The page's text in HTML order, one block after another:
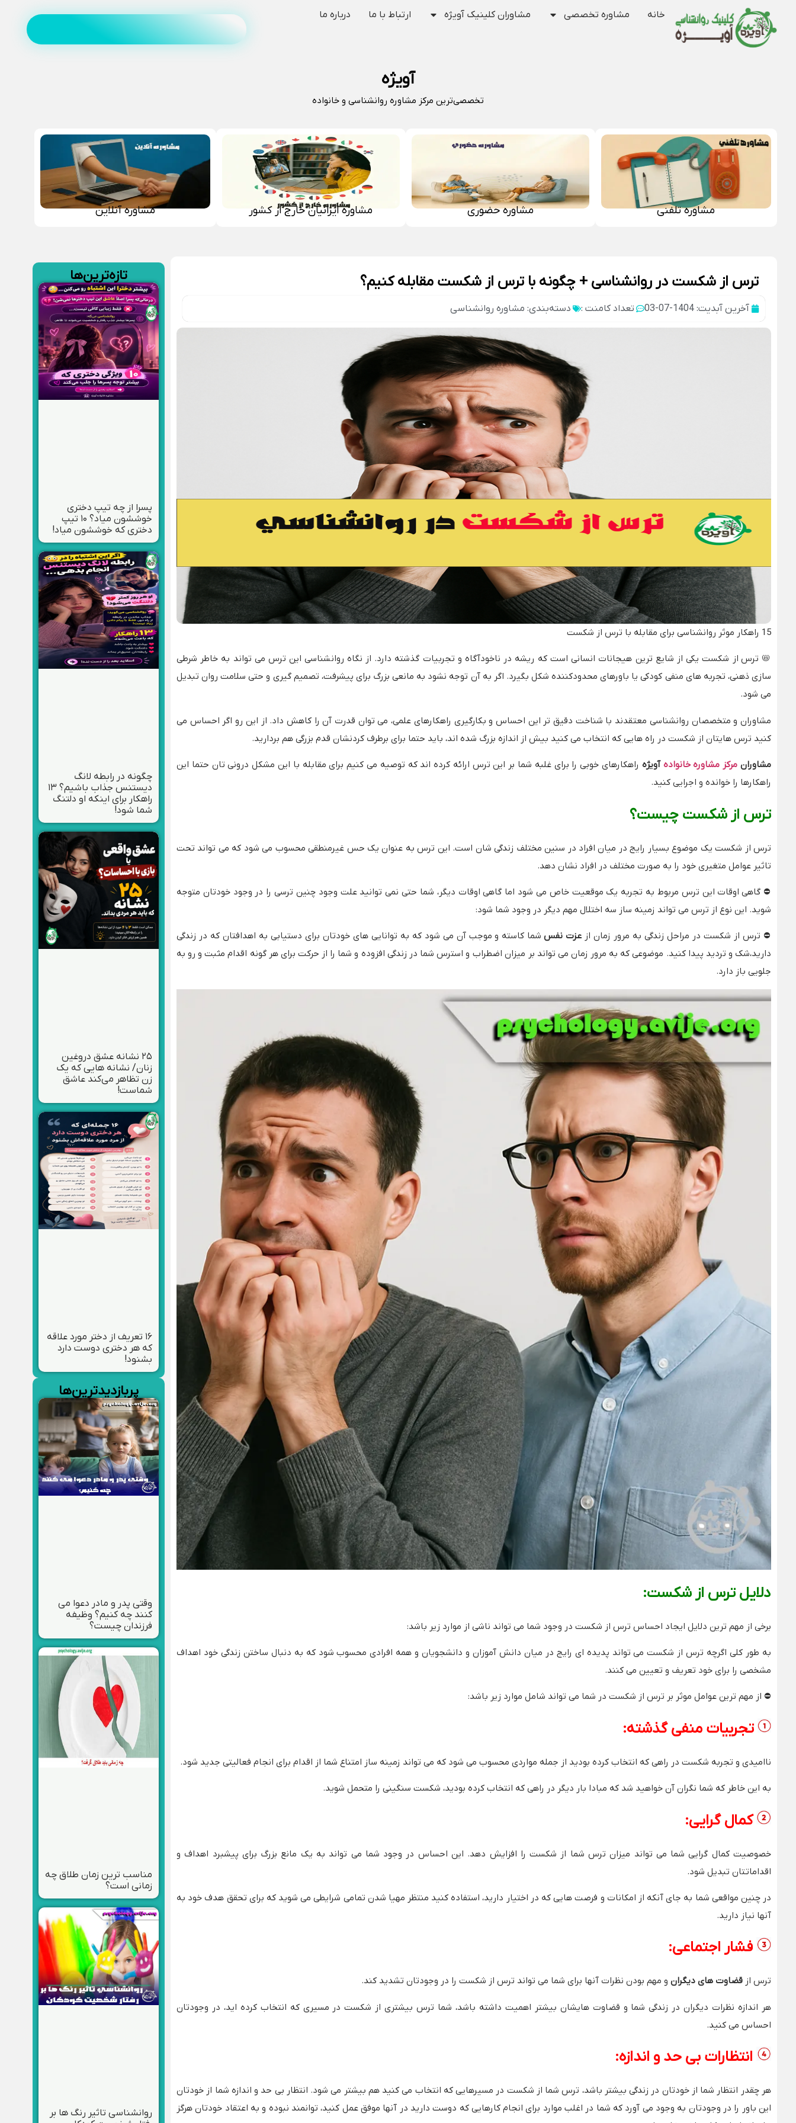
خانه مشاوره تخصصی مشاوران کلینیک آویژه ارتباط با ما درباره ما
آویژه
تخصصی‌ترین مرکز مشاوره روانشناسی و خانواده
مشاوره تلفنی مشاوره حضوری مشاوره ایرانیان خارج از کشور مشاوره آنلاین
ترس از شکست در روانشناسی + چگونه با ترس از شکست مقابله کنیم؟
آخرین آبدیت: 1404-07-03 تعداد کامنت : دسته‌بندی: مشاوره روانشناسی
15 راهکار موثر روانشناسی برای مقابله با ترس از شکست
📛 ترس از شکست یکی از شایع ترین هیجانات انسانی است که ریشه در ناخودآگاه و تجربیات گذشته دارد. از نگاه روانشناسی این ترس می تواند به خاطر شرطی
سازی ذهنی، تجربه های منفی کودکی یا باورهای محدودکننده شکل بگیرد. اگر به آن توجه نشود به مانعی بزرگ برای پیشرفت، تصمیم گیری و حتی سلامت روان تبدیل
می شود.
مشاوران و متخصصان روانشناسی معتقدند با شناخت دقیق تر این احساس و بکارگیری راهکارهای علمی، می توان قدرت آن را کاهش داد. از این رو اگر احساس می
کنید ترس هایتان از شکست در راه هایی که انتخاب می کنید بیش از اندازه بزرگ شده اند، باید حتما برای برطرف کردنشان قدم بزرگی هم بردارید.
مشاوران مرکز مشاوره خانواده آویژه راهکارهای خوبی را برای غلبه شما بر این ترس ارائه کرده اند که توصیه می کنیم برای مقابله با این مشکل درونی تان حتما این
راهکارها را خوانده و اجرایی کنید.
ترس از شکست چیست؟
ترس از شکست یک موضوع بسیار رایج در میان افراد در سنین مختلف زندگی شان است. این ترس به عنوان یک حس غیرمنطقی محسوب می شود که می تواند تحت
تاثیر عوامل متغیری خود را به صورت مختلف در افراد نشان دهد.
⛔ گاهی اوقات این ترس مربوط به تجربه یک موقعیت خاص می شود اما گاهی اوقات دیگر، شما حتی نمی توانید علت وجود چنین ترسی را در وجود خودتان متوجه
شوید. این نوع از ترس می تواند زمینه ساز سه اختلال مهم دیگر در وجود شما شود:
⛔ ترس از شکست در مراحل زندگی به مرور زمان از عزت نفسشما کاسته و موجب آن می شود که به توانایی های خودتان برای دستیابی به اهدافتان که در زندگی
دارید،شک و تردید پیدا کنید. موضوعی که به مرور زمان می تواند بر میزان اضطراب و استرس شما در زندگی افزوده و شما را از حرکت برای هر گونه اقدام مثبت و رو به
جلویی باز دارد.
دلایل ترس از شکست:
برخی از مهم ترین دلایل ایجاد احساس ترس از شکست در وجود شما می تواند ناشی از موارد زیر باشد:
به طور کلی اگرچه ترس از شکست می تواند پدیده ای رایج در میان دانش آموزان و دانشجویان و همه افرادی محسوب شود که به دنبال ساختن زندگی خود اهداف
مشخصی را برای خود تعریف و تعیین می کنند.
⛔ از مهم ترین عوامل موثر بر ترس از شکست در شما می تواند شامل موارد زیر باشد:
تجربیات منفی گذشته:
ناامیدی و تجربه شکست در راهی که انتخاب کرده بودید از جمله مواردی محسوب می شود که می تواند زمینه ساز امتناع شما از اقدام برای انجام فعالیتی جدید شود.
به این خاطر که شما نگران آن خواهید شد که مبادا بار دیگر در راهی که انتخاب کرده بودید، شکست سنگینی را متحمل شوید.
کمال گرایی:
خصوصیت کمال گرایی شما می تواند میزان ترس شما از شکست را افزایش دهد. این احساس در وجود شما می تواند به یک مانع بزرگ برای پیشبرد اهداف و
اقداماتتان تبدیل شود.
در چنین مواقعی شما به جای آنکه از امکانات و فرصت هایی که در اختیار دارید، استفاده کنید منتظر مهیا شدن تمامی شرایطی می شوید که برای تحقق هدف خود به
آنها نیاز دارید.
فشار اجتماعی:
ترس از قضاوت های دیگران و مهم بودن نظرات آنها برای شما می تواند ترس از شکست را در وجودتان تشدید کند.
هر اندازه نظرات دیگران در زندگی شما و قضاوت هایشان بیشتر اهمیت داشته باشد، شما ترس بیشتری از شکست در مسیری که انتخاب کرده اید، در وجودتان
احساس می کنید.
انتظارات بی حد و اندازه:
هر چقدر انتظار شما از خودتان در زندگی بیشتر باشد، ترس شما از شکست در مسیرهایی که انتخاب می کنید هم بیشتر می شود. انتظار بی حد و اندازه شما از خودتان
این باور را در وجودتان به وجود می آورد که شما در اغلب موارد برای انجام کارهایی که دوست دارید در آنها موفق عمل کنید، توانمند نبوده و به اعتقاد خودتان هرگز
تازه‌ترین‌ها
پسرا از چه تیپ دختری
خوششون میاد؟ ۱۰ تیپ
دختری که خوششون میاد!
چگونه در رابطه لانگ
دیستنس جذاب باشیم؟ ۱۳
راهکار برای اینکه او دلتنگ
شما شود!
۲۵ نشانه عشق دروغین
زنان/ نشانه هایی که یک
زن تظاهر می‌کند عاشق
شماست!
۱۶ تعریف از دختر مورد علاقه
که هر دختری دوست دارد
بشنود!
پربازدیدترین‌ها
وقتی پدر و مادر دعوا می
کنند چه کنیم؟ وظیفه
فرزندان چیست؟
مناسب ترین زمان طلاق چه
زمانی است؟
روانشناسی تاثیر رنگ ها بر